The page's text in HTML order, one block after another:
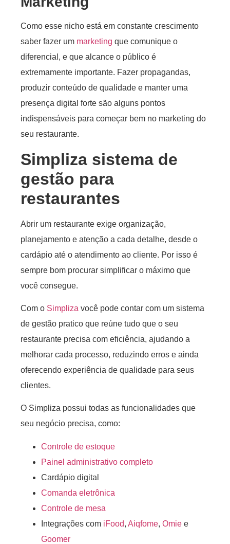
Como esse nicho está em constante crescimento
saber fazer um marketing que comunique o
diferencial, e que alcance o público é
extremamente importante. Fazer propagandas,
produzir conteúdo de qualidade e manter uma
presença digital forte são alguns pontos
indispensáveis para começar bem no marketing do
seu restaurante.
Simpliza sistema de
gestão para
restaurantes
Abrir um restaurante exige organização,
planejamento e atenção a cada detalhe, desde o
cardápio até o atendimento ao cliente. Por isso é
sempre bom procurar simplificar o máximo que
você consegue.
Com o Simpliza você pode contar com um sistema
de gestão pratico que reúne tudo que o seu
restaurante precisa com eficiência, ajudando a
melhorar cada processo, reduzindo erros e ainda
oferecendo experiência de qualidade para seus
clientes.
O Simpliza possui todas as funcionalidades que
seu negócio precisa, como:
Controle de estoque
Painel administrativo completo
Cardápio digital
Comanda eletrônica
Controle de mesa
Integrações com iFood, Aiqfome, Omie e
Goomer